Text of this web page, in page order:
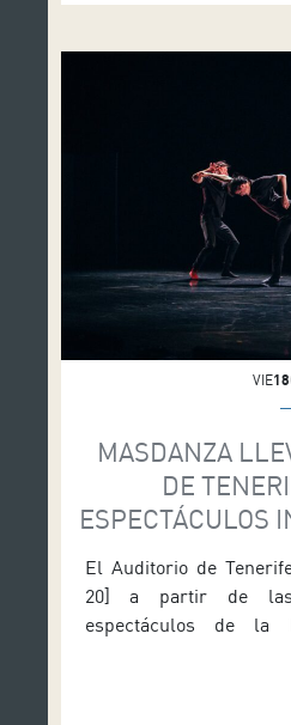
VIE18
MASDANZA
DE
ESPECTÁCULOS
El Auditorio de
20] a partir de las
espectáculos de la